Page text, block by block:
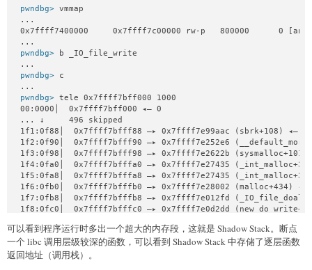
pwndbg> vmmap
...
0x7ffff7400000     0x7ffff7c00000 rw-p   800000      0
pwndbg>
b _IO_file_write
pwndbg> c
pwndbg> tele 0x7ffff7bff000 1000
00:0000│  0x7ffff7bff000 ◂— 0
... ↓     496 skipped
1f1:0f88│  0x7ffff7bfff88 —▸ 0x7ffff7e99aac (sbrk+108) ◂—
1f2:0f90│  0x7ffff7bfff90 —▸ 0x7ffff7e252e6
1f3:0f98│  0x7ffff7bfff98 —▸ 0x7ffff7e2622b
1f4:0fa0│  0x7ffff7bfffa0 —▸ 0x7ffff7e27435
1f5:0fa8│  0x7ffff7bfffa8 —▸ 0x7ffff7e27435
1f6:0fb0│  0x7ffff7bfffb0 —▸ 0x7ffff7e28002 (malloc+434)
1f7:0fb8│  0x7ffff7bfffb8 —▸ 0x7ffff7e012fd
1f8:0fc0│  0x7ffff7bfffc0 —▸ 0x7ffff7e0d2dd
1fa:0fd0│  0x7ffff7bfffd0 —▸ 0x7ffff7e0e70b
1fb:0fd8│  0x7ffff7bfffd8 —▸ 0x7ffff7e03dba (puts+474) ◂—
1fc:0fe0│  0x7ffff7bfffe0 —▸ 0x555555555160 (main+23) ◂—
可以看到程序运行时多出一个超大的内存段，这就是 Shadow Stack。断点
一个 libc 调用层级较深的函数，可以看到 Shadow Stack 中存储了逐层函数
返回地址（调用栈）。